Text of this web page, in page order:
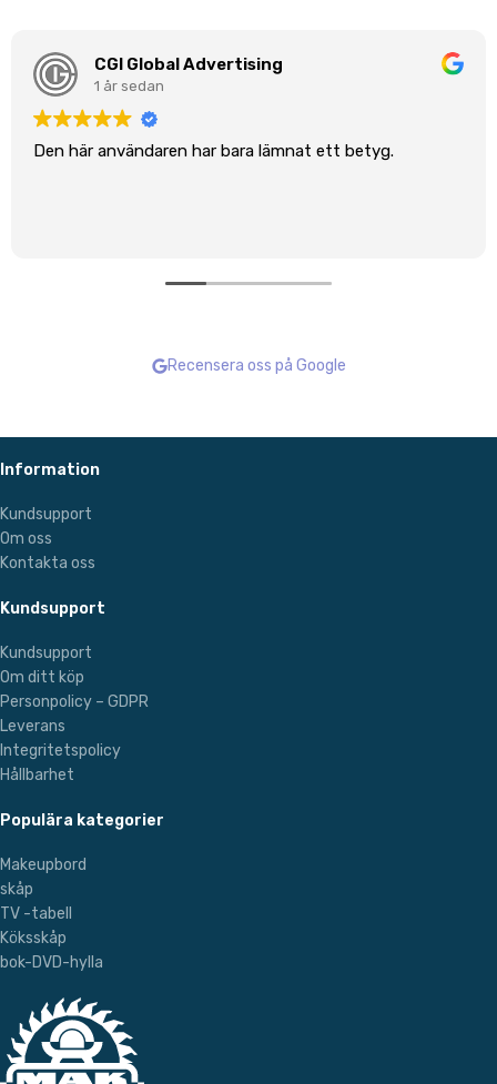
CGI Global Advertising
1 år sedan
Den här användaren har bara lämnat ett betyg.
Recensera oss på Google
Information
Kundsupport
Om oss
Kontakta oss
Kundsupport
Kundsupport
Om ditt köp
Personpolicy – GDPR
Leverans
Integritetspolicy
Hållbarhet
Populära kategorier
Makeupbord
skåp
TV -tabell
Köksskåp
bok-DVD-hylla